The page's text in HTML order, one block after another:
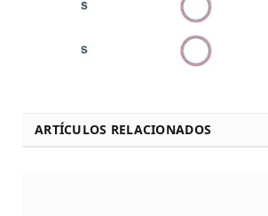
ARTÍCULOS RELACIONADOS